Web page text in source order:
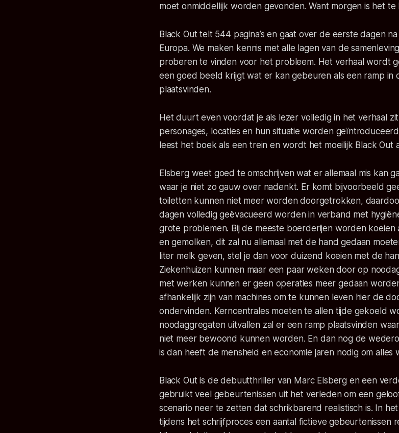
moet onmiddellijk worden gevonden. Want morgen is het te
Black Out telt 544 pagina’s en gaat over de eerste dagen
Europa. We maken kennis met alle lagen van de
proberen te vinden voor het probleem. Het verhaal wordt
een goed beeld krijgt wat er kan gebeuren als een ramp in
plaatsvinden.
Het duurt even voordat je als lezer volledig in het verhaal
personages, locaties en hun situatie worden
leest het boek als een trein en wordt het moeilijk Black Out
Elsberg weet goed te omschrijven wat er allemaal mis kan
waar je niet zo gauw over nadenkt. Er komt bijvoorbeeld
toiletten kunnen niet meer worden doorgetrokken,
dagen volledig geëvacueerd worden in verband met
grote problemen. Bij de meeste boerderijen worden koeien
en gemolken, dit zal nu allemaal met de hand gedaan
liter melk geven, stel je dan voor duizend koeien met de
Ziekenhuizen kunnen maar een paar weken door op
met werken kunnen er geen operaties meer gedaan
afhankelijk zijn van machines om te kunnen leven hier de
ondervinden. Kerncentrales moeten te allen tijde gekoeld
noodaggregaten uitvallen zal er een ramp plaatsvinden
niet meer bewoond kunnen worden. En dan nog de
is dan heeft de mensheid en economie jaren nodig om
Black Out is de debuutthriller van Marc Elsberg en een
gebruikt veel gebeurtenissen uit het verleden om een
scenario neer te zetten dat schrikbarend realistisch is. In
tijdens het schrijfproces een aantal fictieve gebeurtenissen